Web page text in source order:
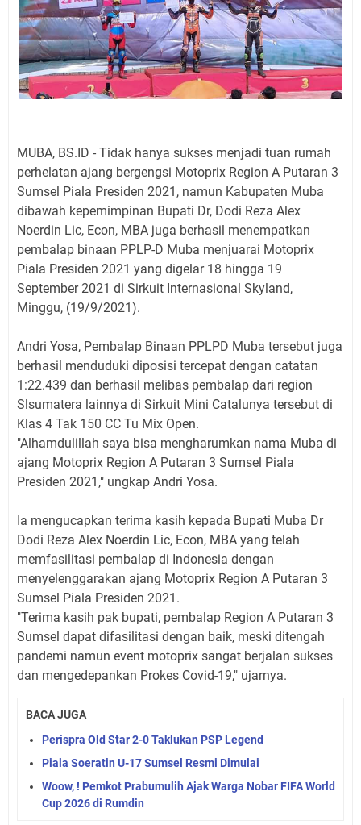
MUBA, BS.ID - Tidak hanya sukses menjadi tuan rumah
perhelatan ajang bergengsi Motoprix Region A Putaran 3
Sumsel Piala Presiden 2021, namun Kabupaten Muba
dibawah kepemimpinan Bupati Dr, Dodi Reza Alex
Noerdin Lic, Econ, MBA juga berhasil menempatkan
pembalap binaan PPLP-D Muba menjuarai Motoprix
Piala Presiden 2021 yang digelar 18 hingga 19
September 2021 di Sirkuit Internasional Skyland,
Minggu, (19/9/2021).
Andri Yosa, Pembalap Binaan PPLPD Muba tersebut juga
berhasil menduduki diposisi tercepat dengan catatan
1:22.439 dan berhasil melibas pembalap dari region
Slsumatera lainnya di Sirkuit Mini Catalunya tersebut di
Klas 4 Tak 150 CC Tu Mix Open.
"Alhamdulillah saya bisa mengharumkan nama Muba di
ajang Motoprix Region A Putaran 3 Sumsel Piala
Presiden 2021," ungkap Andri Yosa.
Ia mengucapkan terima kasih kepada Bupati Muba Dr
Dodi Reza Alex Noerdin Lic, Econ, MBA yang telah
memfasilitasi pembalap di Indonesia dengan
menyelenggarakan ajang Motoprix Region A Putaran 3
Sumsel Piala Presiden 2021.
"Terima kasih pak bupati, pembalap Region A Putaran 3
Sumsel dapat difasilitasi dengan baik, meski ditengah
pandemi namun event motoprix sangat berjalan sukses
dan mengedepankan Prokes Covid-19," ujarnya.
BACA JUGA
Perispra Old Star 2-0 Taklukan PSP Legend
Piala Soeratin U-17 Sumsel Resmi Dimulai
Woow, ! Pemkot Prabumulih Ajak Warga Nobar FIFA World
Cup 2026 di Rumdin